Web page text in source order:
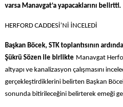
varsa Manavgat’a yapacaklarını belirtti.
HERFORD CADDESİ’Nİ İNCELEDİ
Başkan Böcek, STK toplantısının
Şükrü Sözen ile birlikte Manavgat
altyapı ve kanalizasyon çalışmasını
gerçekleştirdiklerini belirten Başkan
sonunda bitirileceğini belirterek emeği